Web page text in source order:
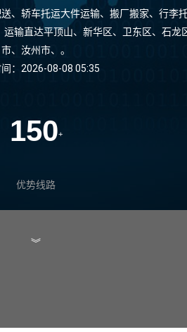
、轿车托运大件运输、搬厂搬家、行李
输直达平顶山、新华区、卫东区、石
市、汝州市、。
：2026-08-08 05:35
150+
优势线路
︾